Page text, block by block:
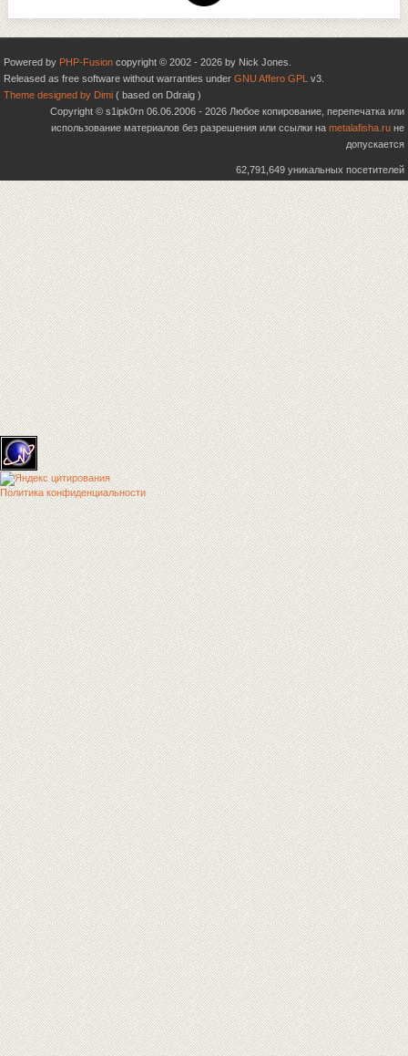
Powered by PHP-Fusion copyright © 2002 - 2026 by Nick Jones.
Released as free software without warranties under GNU Affero GPL v3.
Theme designed by Dimi ( based on Ddraig )
Copyright © s1ipk0rn 06.06.2006 - 2026 Любое копирование, перепечатка или
использование материалов без разрешения или ссылки на metalafisha.ru не
допускается
62,791,649 уникальных посетителей
Политика конфиденциальности